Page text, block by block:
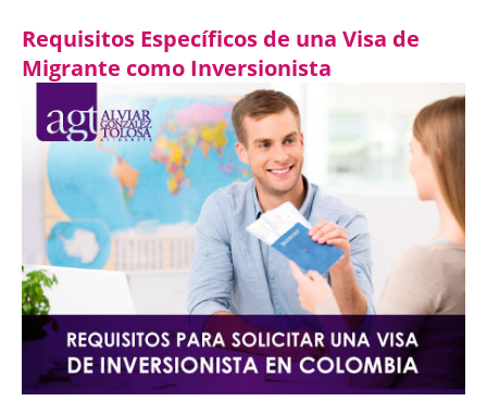
Requisitos Específicos de una Visa de
Migrante como Inversionista